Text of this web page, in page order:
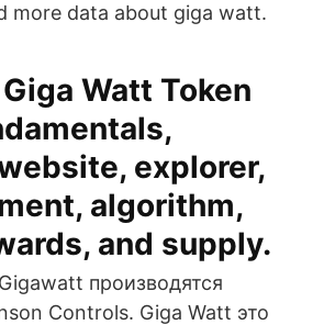
more data about giga watt.
Giga Watt Token
explorer,
algorithm,
and supply.
производятся
Controls. Giga Watt это